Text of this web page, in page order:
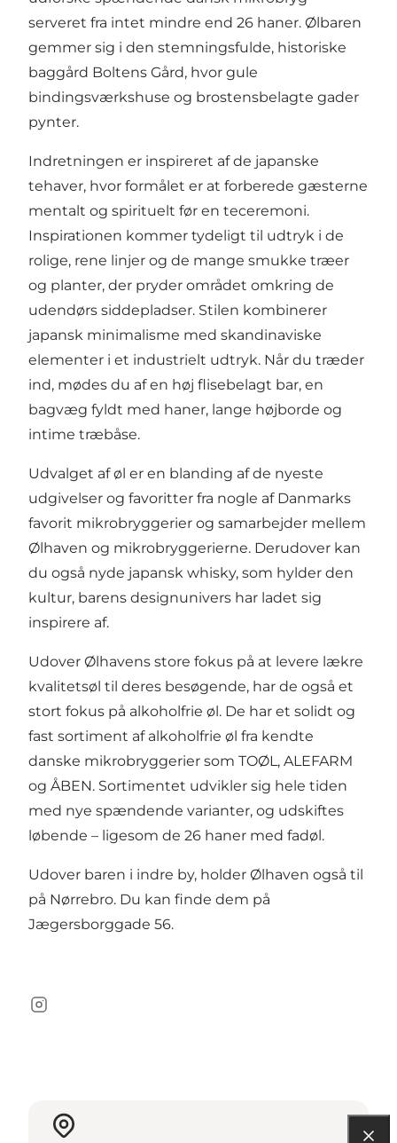
serveret fra intet mindre end 26 haner. Ølbaren
gemmer sig i den stemningsfulde, historiske
baggård Boltens Gård, hvor gule
bindingsværkshuse og brostensbelagte gader
pynter.
Indretningen er inspireret af de japanske
tehaver, hvor formålet er at forberede gæsterne
mentalt og spirituelt før en teceremoni.
Inspirationen kommer tydeligt til udtryk i de
rolige, rene linjer og de mange smukke træer
og planter, der pryder området omkring de
udendørs siddepladser. Stilen kombinerer
japansk minimalisme med skandinaviske
elementer i et industrielt udtryk. Når du træder
ind, mødes du af en høj flisebelagt bar, en
bagvæg fyldt med haner, lange højborde og
intime træbåse.
Udvalget af øl er en blanding af de nyeste
udgivelser og favoritter fra nogle af Danmarks
favorit mikrobryggerier og samarbejder mellem
Ølhaven og mikrobryggerierne. Derudover kan
du også nyde japansk whisky, som hylder den
kultur, barens designunivers har ladet sig
inspirere af.
Udover Ølhavens store fokus på at levere lækre
kvalitetsøl til deres besøgende, har de også et
stort fokus på alkoholfrie øl. De har et solidt og
fast sortiment af alkoholfrie øl fra kendte
danske mikrobryggerier som TOØL, ALEFARM
og ÅBEN. Sortimentet udvikler sig hele tiden
med nye spændende varianter, og udskiftes
løbende – ligesom de 26 haner med fadøl.
Udover baren i indre by, holder Ølhaven også til
på Nørrebro. Du kan finde dem på
Jægersborggade 56.
Instagram